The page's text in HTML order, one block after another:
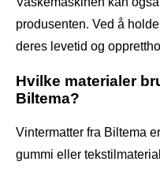
produsenten. Ved å
deres levetid og
Hvilke materialer
Biltema?
Vintermatter fra Biltema
gummi eller